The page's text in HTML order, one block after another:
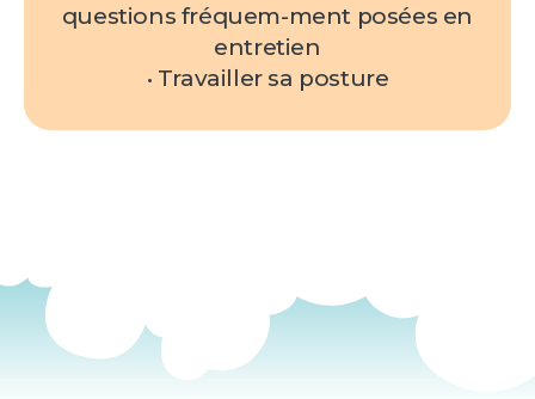
questions fréquem-ment posées en
entretien
• Travailler sa posture